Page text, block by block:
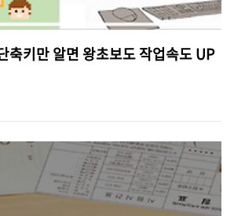
축키만 알면 왕초보도 작업속도 UP